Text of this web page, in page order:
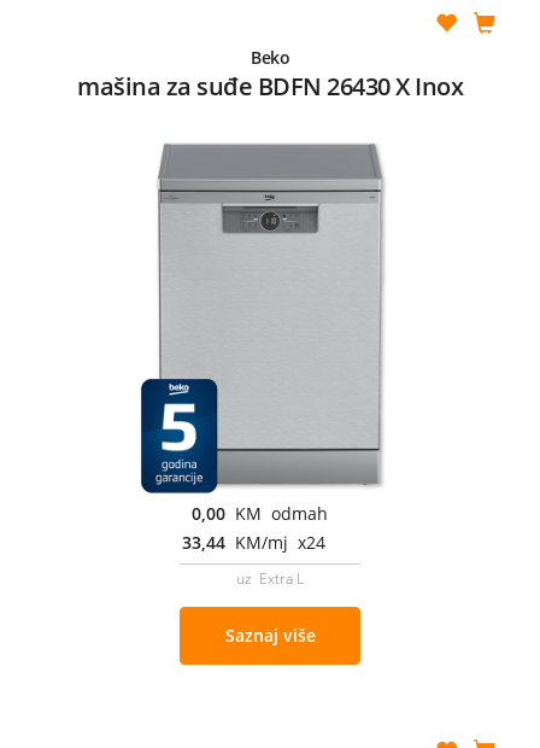
Beko
mašina za suđe BDFN 26430 X Inox
0,00 KM odmah
33,44 KM/mj x24
uz Extra L
Saznaj više